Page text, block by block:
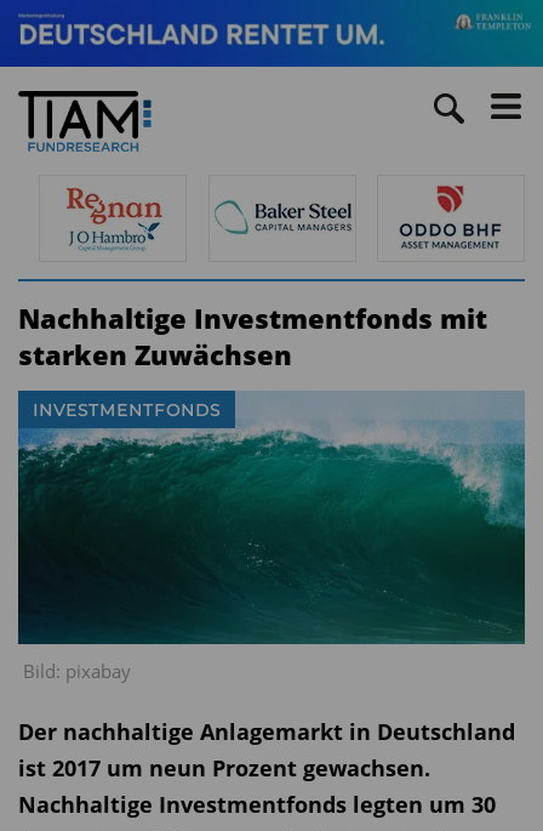
Nachhaltige Investmentfonds mit
starken Zuwächsen
Bild: pixabay
INVESTMENTFONDS
Der nachhaltige Anlagemarkt in Deutschland
ist 2017 um neun Prozent gewachsen.
Nachhaltige Investmentfonds legten um 30